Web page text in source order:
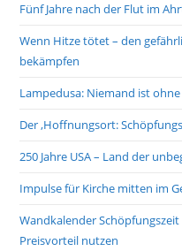
Fünf Jahre nach der Flut im
Wenn Hitze tötet – den
bekämpfen
Lampedusa: Niemand ist
Der ‚Hoffnungsort:
250 Jahre USA – Land der
Impulse für Kirche mitten im
Wandkalender
Preisvorteil nutzen